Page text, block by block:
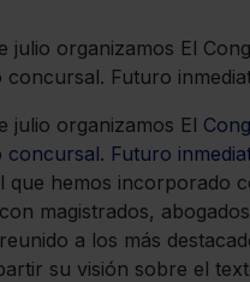
julio organizamos El
Futuro
julio organizamos El
Futuro
que hemos incorporado
magistrados,
a los más
su visión sobre el